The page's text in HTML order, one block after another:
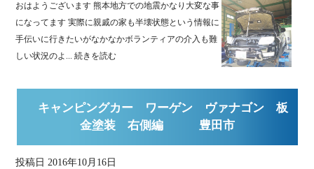
おはようございます 熊本地方での地震かなり大変な事
になってます 実際に親戚の家も半壊状態という情報に
手伝いに行きたいがなかなかボランティアの介入も難
しい状況のよ...続きを読む
キャンピングカー ワーゲン ヴァナゴン 板
金塗装 右側編 豊田市
投稿日 2016年10月16日